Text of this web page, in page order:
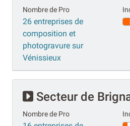
Nombre de Pro
26 entreprises de
composition et
photogravure sur
Vénissieux
Secteur de
Nombre de Pro